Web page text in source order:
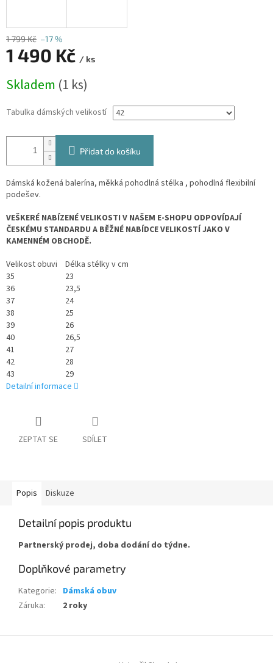
1 799 Kč –17 %
1 490 Kč / ks
cena:
Skladem (1 ks)
Tabulka dámských velikostí
Přidat do košíku
Dámská kožená balerína, měkká pohodlná stélka , pohodlná flexibilní
podešev.
VEŠKERÉ NABÍZENÉ VELIKOSTI V NAŠEM E-SHOPU ODPOVÍDAJÍ
ČESKÉMU STANDARDU A BĚŽNÉ NABÍDCE VELIKOSTÍ JAKO V
KAMENNÉM OBCHODĚ.
Velikost obuvi
Délka stélky v cm
35
23
36
23,5
37
24
38
25
39
26
40
26,5
41
27
42
28
43
29
Detailní informace
ZEPTAT SE SDÍLET
Popis Diskuze
Detailní popis produktu
Partnerský prodej, doba dodání do týdne.
Doplňkové parametry
Kategorie: Dámská obuv
Záruka: 2 roky